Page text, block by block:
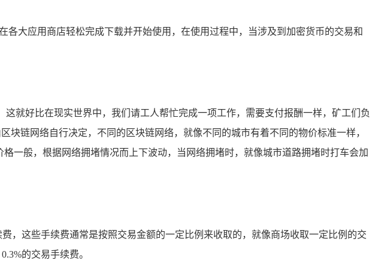
大应用商店轻松完成下载并开始使用，在使用过程中，当涉及到加密货币的交易和
就好比在现实世界中，我们请工人帮忙完成一项工作，需要支付报酬一样，矿工们负
链网络自行决定，不同的区块链网络，就像不同的城市有着不同的物价标准一样，
一般，根据网络拥堵情况而上下波动，当网络拥堵时，就像城市道路拥堵时打车会加
，这些手续费通常是按照交易金额的一定比例来收取的，就像商场收取一定比例的交
的交易手续费。